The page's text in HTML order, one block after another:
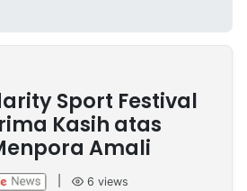
Sport Festival
Kasih atas
Amali
6 views